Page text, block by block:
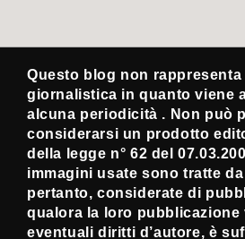
Questo blog non rappresenta
giornalistica in quanto viene
alcuna periodicità . Non può
considerarsi un prodotto
della legge n° 62 del
immagini usate sono tratte
pertanto, considerate di
qualora la loro pubblicazione
eventuali diritti d’autore, è